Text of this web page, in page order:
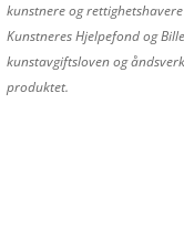
kunstnere og
Kunstneres Hjelpefond og
kunstavgiftsloven og
produktet.